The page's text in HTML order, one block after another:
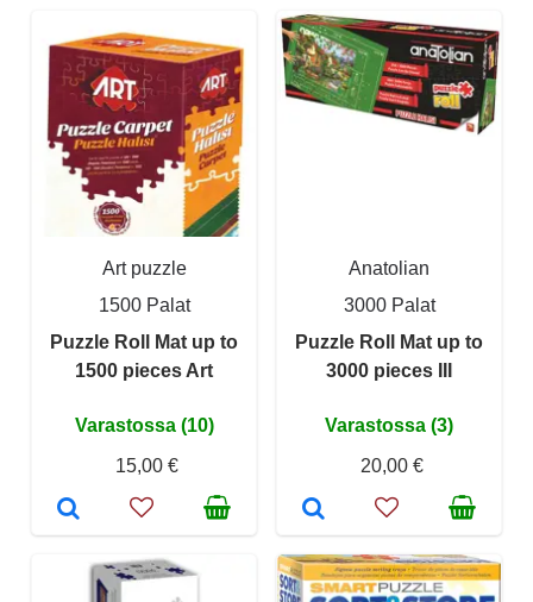
Art puzzle
1500 Palat
Puzzle Roll Mat up to
1500 pieces Art
Varastossa (10)
15,00 €
Anatolian
3000 Palat
Puzzle Roll Mat up to
3000 pieces III
Varastossa (3)
20,00 €